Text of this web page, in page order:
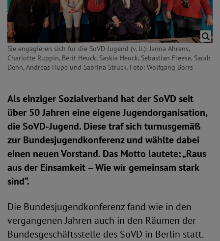
Sie engagieren sich für die SoVD-Jugend (v. li.): Janna Ahrens,
Charlotte Ruppin, Berit Heuck, Saskia Heuck, Sebastian Freese, Sarah
Dehn, Andreas Hupe und Sabrina Struck. Foto: Wolfgang Borrs
Als einziger Sozialverband hat der SoVD seit
über 50 Jahren eine eigene Jugendorganisation,
die SoVD-Jugend. Diese traf sich turnusgemäß
zur Bundesjugendkonferenz und wählte dabei
einen neuen Vorstand. Das Motto lautete: „Raus
aus der Einsamkeit – Wie wir gemeinsam stark
sind“.
Die Bundesjugendkonferenz fand wie in den
vergangenen Jahren auch in den Räumen der
Bundesgeschäftsstelle des SoVD in Berlin statt.